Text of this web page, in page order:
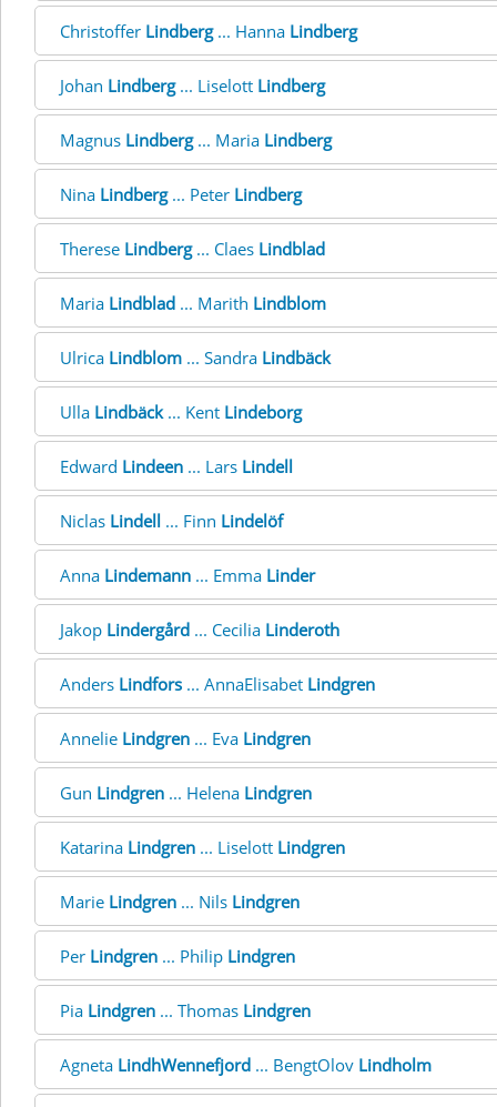
Christoffer Lindberg... Hanna Lindberg
Johan Lindberg... Liselott Lindberg
Magnus Lindberg... Maria Lindberg
Nina Lindberg... Peter Lindberg
Therese Lindberg... Claes Lindblad
Maria Lindblad ... Marith Lindblom
Ulrica Lindblom ... Sandra Lindbäck
Ulla Lindbäck... Kent Lindeborg
Edward Lindeen ... Lars Lindell
Niclas Lindell ... Finn Lindelöf
Anna Lindemann ... Emma Linder
Jakop Lindergård ... Cecilia Linderoth
Anders Lindfors ... AnnaElisabet Lindgren
Annelie Lindgren ... Eva Lindgren
Gun Lindgren ... Helena Lindgren
Katarina Lindgren ... Liselott Lindgren
Marie Lindgren ... Nils Lindgren
Per Lindgren ... Philip Lindgren
Pia Lindgren ... Thomas Lindgren
Agneta LindhWennefjord ... BengtOlov Lindholm